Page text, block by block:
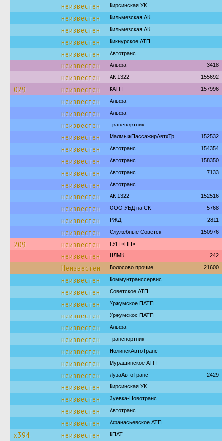
неизвестен Кирсинская УК
неизвестен Кильмезская АК
неизвестен Кильмезская АК
неизвестен Кикнурское АТП
неизвестен Автотранс
неизвестен Альфа 3418
неизвестен АК 1322 155692
029 неизвестен КАТП 157996
неизвестен Альфа
неизвестен Альфа
неизвестен Транспортник
неизвестен МалмыжПассажирАвтоТр 152532
неизвестен Автотранс 154354
неизвестен Автотранс 158350
неизвестен Автотранс 7133
неизвестен Автотранс
неизвестен АК 1322 152516
неизвестен ООО УБД на СК 5768
неизвестен РЖД 2811
неизвестен Служебные Советск 150976
209 неизвестен ГУП «ПП»
неизвестен НЛМК 242
Неизвестен Волосово прочие 21600
неизвестен Коммунтранссервис
неизвестен Советское АТП
неизвестен Уржумское ПАТП
неизвестен Уржумское ПАТП
неизвестен Альфа
неизвестен Транспортник
неизвестен НолинскАвтоТранс
неизвестен Мурашинское АТП
неизвестен ЛузаАвтоТранс 2429
неизвестен Кирсинская УК
неизвестен Зуевка-Новотранс
неизвестен Автотранс
неизвестен Афанасьевское АТП
х394 неизвестен КПАТ